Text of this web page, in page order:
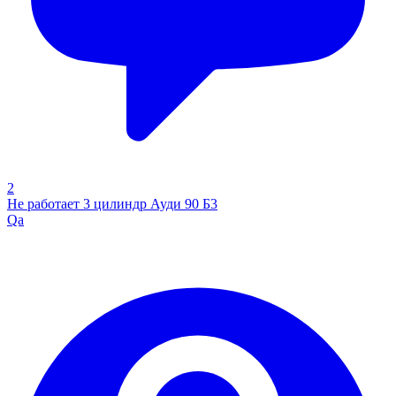
2
Не работает 3 цилиндр Ауди 90 Б3
Qa